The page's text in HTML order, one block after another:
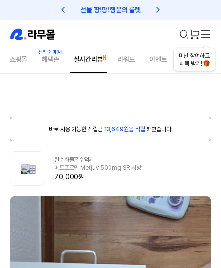
선물 팡!팡! 행운의 룰렛 친구초대 1만원 리워드!
미션 참여하고
혜택 받기!
쇼핑몰 혜택존 실시간리뷰 리워드 이벤트 건강매거진
바로 사용 가능한 적립금 13,649원을 적립 하였습니다.
탄수화물흡수억제
메트포르민 Metjuv 500mg SR 서방
70,000원